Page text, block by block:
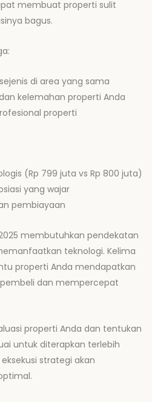
membuat properti sulit
bagus.
di area yang sama
kelemahan properti Anda
properti
(Rp 799 juta vs Rp 800 juta)
yang wajar
pembiayaan
membutuhkan pendekatan
teknologi. Kelima
properti Anda mendapatkan
dan mempercepat
properti Anda dan tentukan
untuk diterapkan terlebih
strategi akan